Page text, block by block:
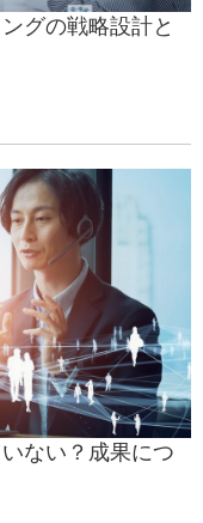
グの戦略設計と
ない？成果につ